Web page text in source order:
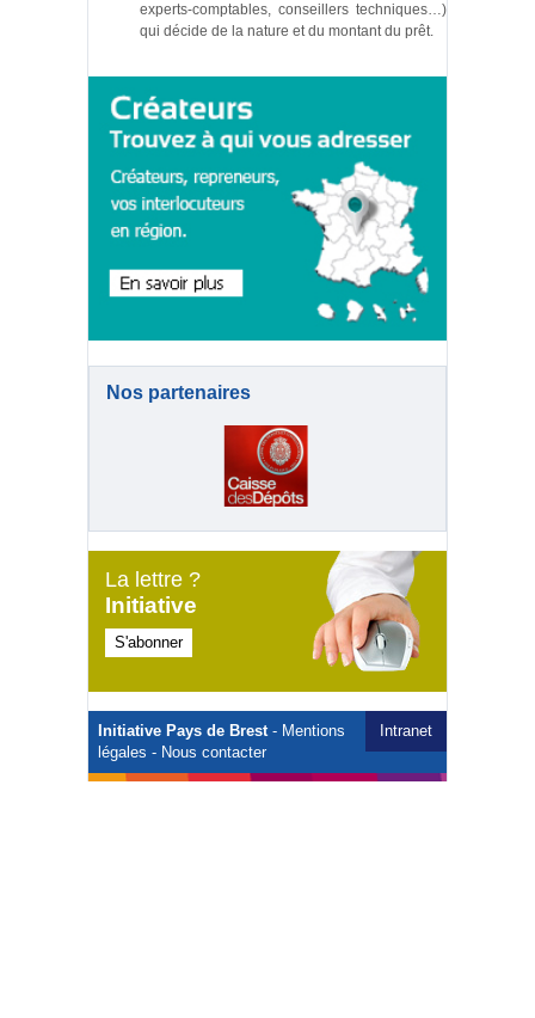
experts-comptables, conseillers techniques…)
qui décide de la nature et du montant du prêt.
Nos partenaires
La lettre ?
Initiative
S'abonner
Intranet
Initiative Pays de Brest - Mentions
légales - Nous contacter